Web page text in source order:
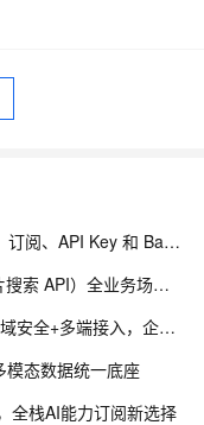
阿里云百炼Token Plan指南：介绍、费用、订阅、API Key 和 Base URL获取及使用全流程
1688.item_search_img（1688 拍立淘图片搜索 API）全业务场景落地手册
深度解析阿里云无影云电脑：弹性算力+全域安全+多端接入，企业办公新范式
模态数据统一底座
全栈AI能力订阅新选择